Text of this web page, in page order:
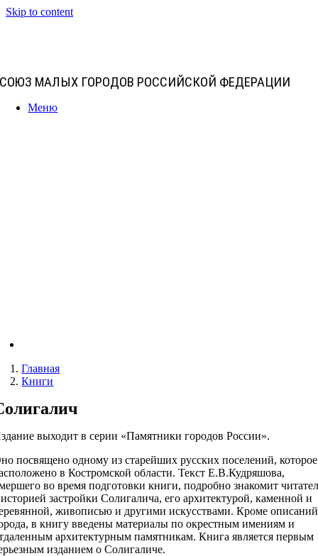
Skip to content
СОЮЗ МАЛЫХ ГОРОДОВ РОССИЙСКОЙ ФЕДЕРАЦИИ
Меню
Главная
Книги
выходит в серии «Памятники городов России».
посвящено одному из старейших русских поселений, которое
в Костромской области. Текст Е.В.Кудряшова,
во время подготовки книги, подробно знакомит
застройки Солигалича, его архитектурой, каменной и
живописью и другими искусствами. Кроме описаний
в книгу введены материалы по окрестным имениям и
архитектурным памятникам. Книга является первым
изданием о Солигаличе.